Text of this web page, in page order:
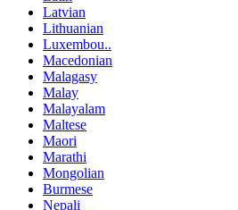
Latvian
Lithuanian
Luxembou..
Macedonian
Malagasy
Malay
Malayalam
Maltese
Maori
Marathi
Mongolian
Burmese
Nepali